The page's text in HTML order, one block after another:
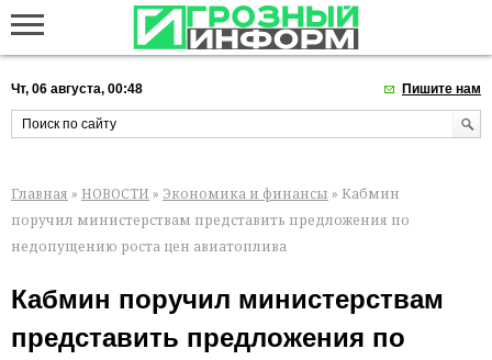
Чт, 06 августа, 00:48 Пишите нам
Главная » НОВОСТИ » Экономика и финансы » Кабмин
поручил министерствам представить предложения по
недопущению роста цен авиатоплива
Кабмин поручил министерствам
представить предложения по